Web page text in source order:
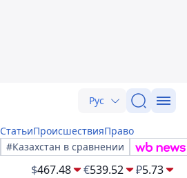
Рус
СтатьиПроисшествияПраво
#Казахстан в сравнении
$467.48 €539.52 ₽5.73